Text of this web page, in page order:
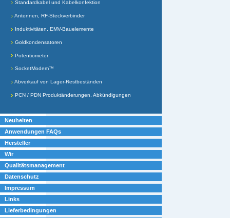
Standardkabel und Kabelkonfektion
Antennen, RF-Steckverbinder
Induktivitäten, EMV-Bauelemente
Goldkondensatoren
Potentiometer
SocketModem™
Abverkauf von Lager-Restbeständen
PCN / PDN Produktänderungen, Abkündigungen
Neuheiten
Anwendungen FAQs
Hersteller
Wir
Qualitätsmanagement
Datenschutz
Impressum
Links
Lieferbedingungen